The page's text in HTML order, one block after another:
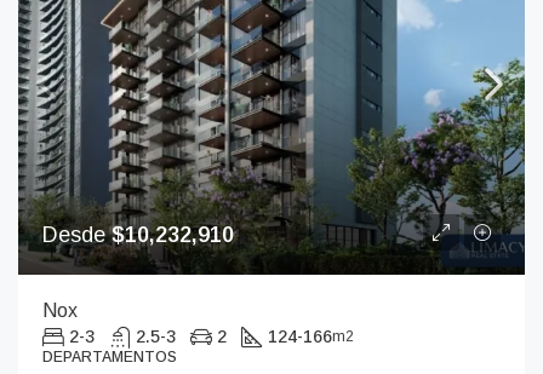
Desde$10,232,910
Nox
2-3 2.5-3 2 124-166m2
DEPARTAMENTOS